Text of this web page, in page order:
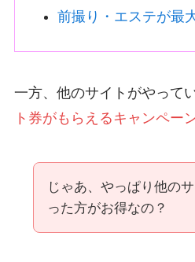
前撮り・エステが最
一方、他のサイトがやって
ト券がもらえるキャンペー
じゃあ、やっぱり他の
った方がお得なの？